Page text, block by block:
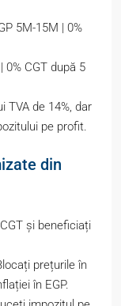
5M-15M | 0%
0% CGT după 5
TVA de 14%, dar
pe profit.
din
și beneficiați
prețurile în
în EGP.